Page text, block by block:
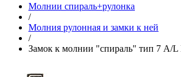
Молнии спираль+рулонка
/
Молния рулонная и замки к ней
/
Замок к молнии "спираль" тип 7 A/